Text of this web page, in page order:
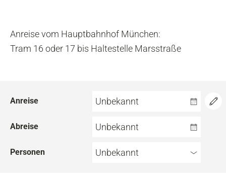
Anreise vom Hauptbahnhof München:
Tram 16 oder 17 bis Haltestelle Marsstraße
Anreise Unbekannt
Abreise Unbekannt
Personen Unbekannt